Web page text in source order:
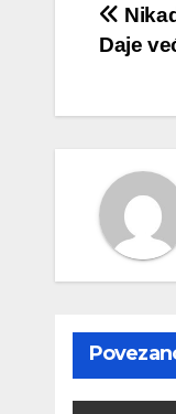
Daje